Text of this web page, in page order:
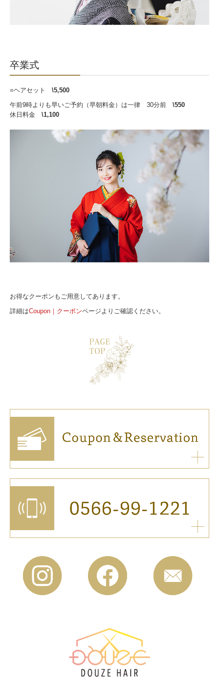
卒業式
■ヘアセット \5,500
午前9時よりも早いご予約（早朝料金）は一律 30分前 \550
休日料金 \1,100
お得なクーポンもご用意してあります。
詳細はCoupon｜クーポンページよりご確認ください。